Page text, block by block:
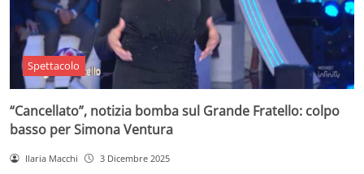
Spettacolo
“Cancellato”, notizia bomba sul Grande Fratello: colpo
basso per Simona Ventura
Ilaria Macchi 3 Dicembre 2025